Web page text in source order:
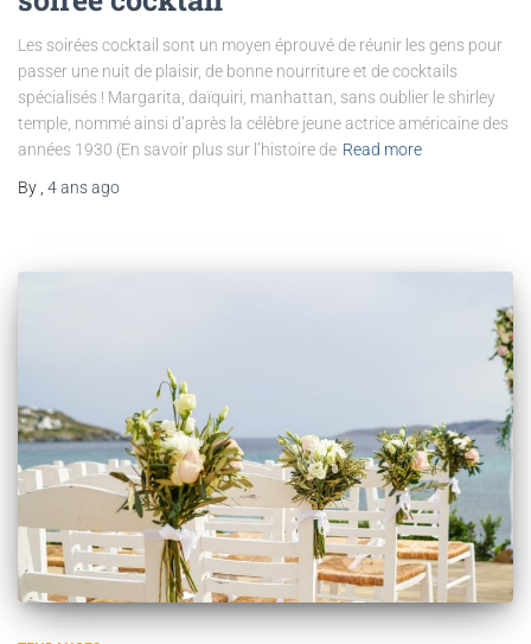
Les soirées cocktail sont un moyen éprouvé de réunir les gens pour
passer une nuit de plaisir, de bonne nourriture et de cocktails
spécialisés ! Margarita, daïquiri, manhattan, sans oublier le shirley
temple, nommé ainsi d’après la célèbre jeune actrice américaine des
années 1930 (En savoir plus sur l’histoire de Read more
By , 4 ansago